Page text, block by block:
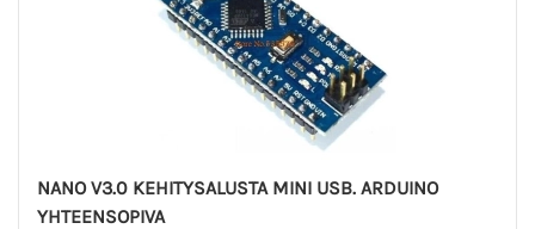
NANO V3.0 KEHITYSALUSTA MINI USB. ARDUINO
YHTEENSOPIVA